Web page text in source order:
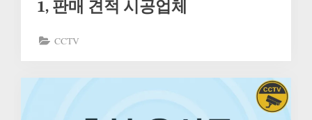
1, 판매 견적 시공업체
CCTV